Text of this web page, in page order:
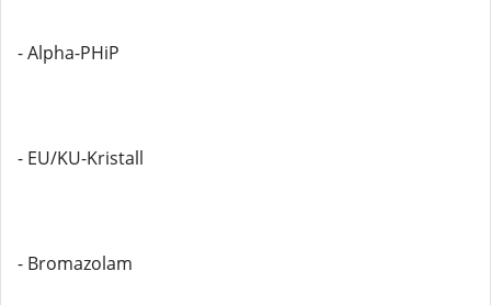
- Alpha-PHiP
- EU/KU-Kristall
- Bromazolam